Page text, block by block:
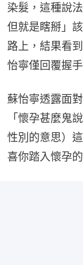
染髮，這種說
但就是瞎掰」
路上，結果看
怡寧僅回覆握
蘇怡寧透露面
「懷孕甚麼鬼
性別的意思）
喜你踏入懷孕